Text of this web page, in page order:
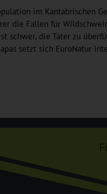
im Kantabrischen
die Fallen für
schwer, die Täter zu
setzt sich EuroNatur